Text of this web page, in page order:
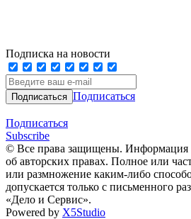
Подписка на новости
Подписаться
Подписаться
Subscribe
© Все права защищены. Информация
об авторских правах. Полное или
или размножение каким-либо
допускается только с письменного
«Дело и Сервис».
Powered by X5Studio